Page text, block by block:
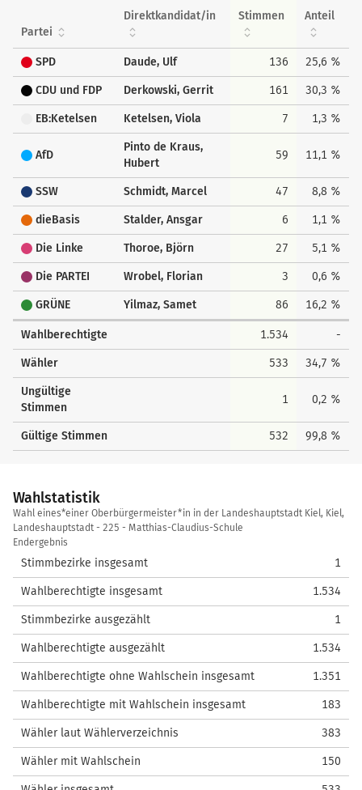
Partei
Direktkandidat/in Stimmen Anteil
SPD Daude, Ulf 136 25,6 %
CDU und FDP Derkowski, Gerrit 161 30,3 %
EB:Ketelsen Ketelsen, Viola 7 1,3 %
AfD
Pinto de Kraus,
Hubert
59 11,1 %
SSW Schmidt, Marcel 47 8,8 %
dieBasis Stalder, Ansgar 6 1,1 %
Die Linke Thoroe, Björn 27 5,1 %
Die PARTEI Wrobel, Florian 3 0,6 %
GRÜNE Yilmaz, Samet 86 16,2 %
Wahlberechtigte 1.534 -
Wähler 533 34,7 %
Ungültige
Stimmen
1 0,2 %
Gültige Stimmen 532 99,8 %
Wahlstatistik
Wahlstatistik
Wahl eines*einer Oberbürgermeister*in in der Landeshauptstadt Kiel, Kiel,
Landeshauptstadt - 225 - Matthias-Claudius-Schule
Endergebnis
Stimmbezirke insgesamt 1
Wahlberechtigte insgesamt 1.534
Stimmbezirke ausgezählt 1
Wahlberechtigte ausgezählt 1.534
Wahlberechtigte ohne Wahlschein insgesamt 1.351
Wahlberechtigte mit Wahlschein insgesamt 183
Wähler laut Wählerverzeichnis 383
Wähler mit Wahlschein 150